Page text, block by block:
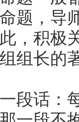
题，导
，积极
组长的
话：每